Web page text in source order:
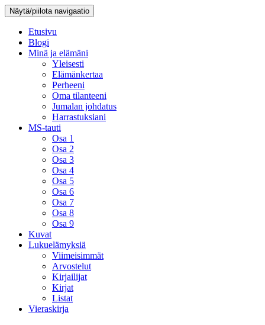
Näytä/piilota navigaatio
Etusivu
Blogi
Minä ja elämäni
Yleisesti
Elämänkertaa
Perheeni
Oma tilanteeni
Jumalan johdatus
Harrastuksiani
MS-tauti
Osa 1
Osa 2
Osa 3
Osa 4
Osa 5
Osa 6
Osa 7
Osa 8
Osa 9
Kuvat
Lukuelämyksiä
Viimeisimmät
Arvostelut
Kirjailijat
Kirjat
Listat
Vieraskirja